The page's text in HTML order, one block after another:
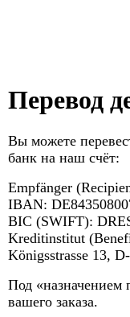
Перевод
Вы можете
банк на наш счёт:
Empfänger
IBAN:
BIC (SWIFT):
Kreditinstitut
Königsstrasse 13,
Под «назначением
вашего заказа.